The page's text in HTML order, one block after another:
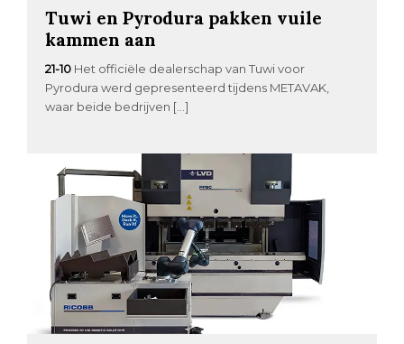
Tuwi en Pyrodura pakken vuile
kammen aan
21-10 Het officiële dealerschap van Tuwi voor
Pyrodura werd gepresenteerd tijdens METAVAK,
waar beide bedrijven […]